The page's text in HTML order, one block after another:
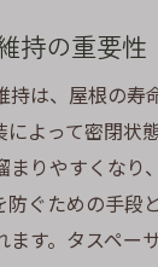
持の重要性
持は、屋根の寿
よって密閉状
まりやすくなり
ぐための手段
ます。タスペー